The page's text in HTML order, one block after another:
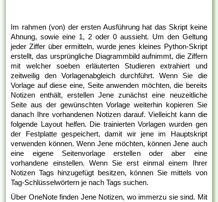
Im rahmen (von) der ersten Ausführung hat das Skript keine
Ahnung, sowie eine 1, 2 oder 0 aussieht. Um den Geltung
jeder Ziffer über ermitteln, wurde jenes kleines Python-Skript
erstellt, das ursprüngliche Diagrammbild aufnimmt, die Ziffern
mit welcher soeben erläuterten Studieren extrahiert und
zeitweilig den Vorlagenabgleich durchführt. Wenn Sie die
Vorlage auf diese eine, Seite anwenden möchten, die bereits
Notizen enthält, erstellen Jene zunächst eine neuzeitliche
Seite aus der gewünschten Vorlage weiterhin kopieren Sie
danach Ihre vorhandenen Notizen darauf. Vielleicht kann die
folgende Layout helfen. Die trainierten Vorlagen wurden gen
der Festplatte gespeichert, damit wir jene im Hauptskript
verwenden können. Wenn Jene möchten, können Jene auch
eine eigene Seitenvorlage erstellen oder aber eine
vorhandene einstellen. Wenn Sie erst einmal einem Ihrer
Notizen Tags hinzugefügt besitzen, können Sie mittels von
Tag-Schlüsselwörtern je nach Tags suchen.
Über OneNote finden Jene Notizen, wo immerzu sie sind. Mit